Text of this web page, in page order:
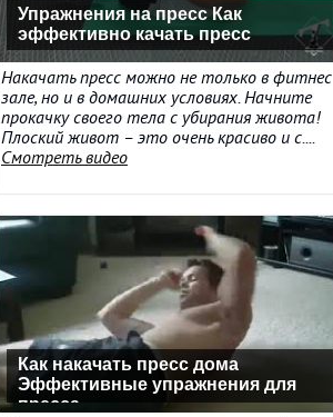
Упражнения на пресс Как
эффективно качать пресс
Накачать пресс можно не только в фитнес
зале, но и в домашних условиях. Начните
прокачку своего тела с убирания живота!
Плоский живот – это очень красиво и с....
Смотреть видео
Как накачать пресс дома
Эффективные упражнения для
пресса